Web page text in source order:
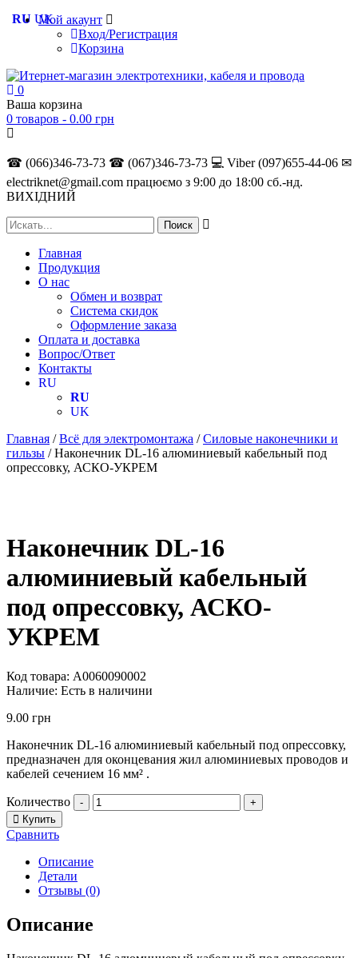
Мой акаунт
Вход/Регистрация
Корзина
0
Ваша корзина
0 товаров - 0.00 грн
☎ (066)346-73-73 ☎ (067)346-73-73 💻 Viber (097)655-44-06 ✉
electriknet@gmail.com працюємо з 9:00 до 18:00 сб.-нд.
ВИХІДНИЙ
Главная
Продукция
О нас
Обмен и возврат
Система скидок
Оформление заказа
Оплата и доставка
Вопрос/Ответ
Контакты
RU
RU
UK
Главная /Всё для электромонтажа /Силовые наконечники и
гильзы / Наконечник DL-16 алюминиевый кабельный под
опрессовку, АСКО-УКРЕМ
Наконечник DL-16
алюминиевый кабельный
под опрессовку, АСКО-
УКРЕМ
Код товара: A0060090002
Наличие: Есть в наличини
9.00 грн
Наконечник DL-16 алюминиевый кабельный под опрессовку,
предназначен для оконцевания жил алюминиевых проводов и
кабелей сечением 16 мм² .
Количество -
+
Купить
Сравнить
Описание
Детали
Отзывы (0)
Описание
RU UK